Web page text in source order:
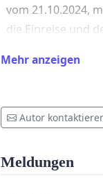
vom 21.10.2024,
die Einreise und
Nummer 3 des
Das Urteil ergeht
Verletzung von
Mehr anzeigen
Autor
Meldungen